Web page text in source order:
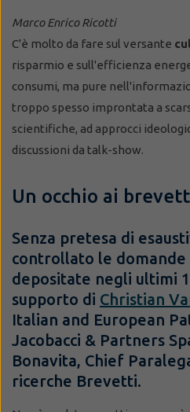
Marco Enrico Ricotti
C'è molto da fare sul versante
risparmio e sull'efficienza
consumi, ma pure
troppo spesso improntata a
scientifiche, ad approcci
discussioni da talk-show.
Un occhio ai
Senza pretesa di
controllato le
depositate negli ultimi
supporto di Christian
Italian and European
Jacobacci & Partners
Bonavita, Chief
ricerche Brevetti.